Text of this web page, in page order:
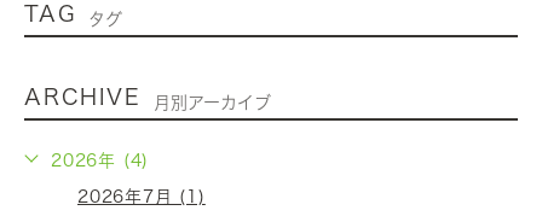
TAG タグ
ARCHIVE 月別アーカイブ
2026年 (4)
2026年7月 (1)